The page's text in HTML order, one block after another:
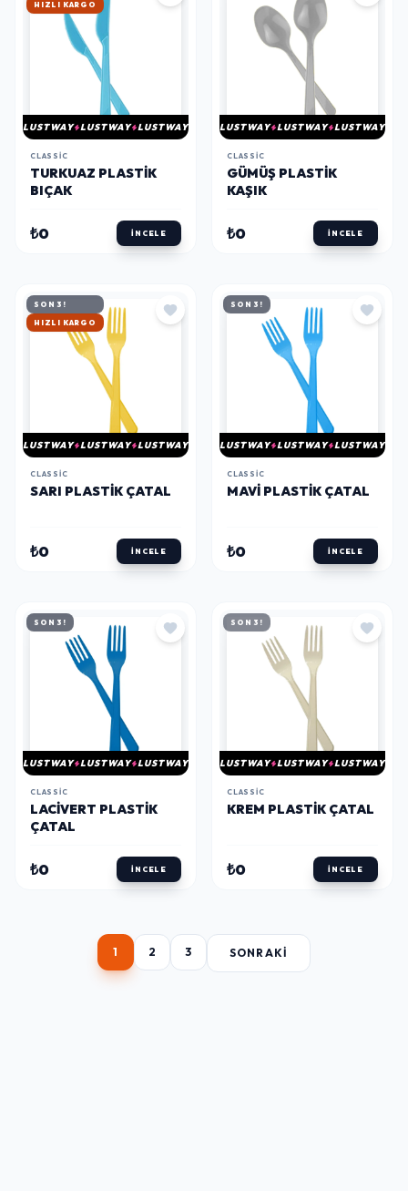
HIZLI KARGO
LUSTWAY LUSTWAY LUSTWAY
CLASSIC
TURKUAZ PLASTIK
BIÇAK
₺0 İNCELE
LUSTWAY LUSTWAY LUSTWAY
CLASSIC
GÜMÜŞ PLASTIK
KAŞIK
₺0 İNCELE
SON 3!
HIZLI KARGO
LUSTWAY LUSTWAY LUSTWAY
CLASSIC
SARI PLASTIK ÇATAL
₺0 İNCELE
SON 3!
LUSTWAY LUSTWAY LUSTWAY
CLASSIC
MAVI PLASTIK ÇATAL
₺0 İNCELE
SON 3!
LUSTWAY LUSTWAY LUSTWAY
CLASSIC
LACIVERT PLASTIK
ÇATAL
₺0 İNCELE
SON 3!
LUSTWAY LUSTWAY LUSTWAY
CLASSIC
KREM PLASTIK ÇATAL
₺0 İNCELE
1 2 3 SONRAKI